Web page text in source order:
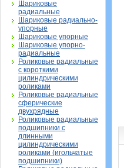
Шариковые
радиальные
Шариковые радиально-
упорные
Шариковые упорные
Шариковые упорно-
радиальные
Роликовые радиальные
с короткими
цилиндрическими
роликами
Роликовые радиальные
сферические
двухрядные
Роликовые радиальные
подшипники с
длинными
цилиндрическими
роликами (игольчатые
подшипники)